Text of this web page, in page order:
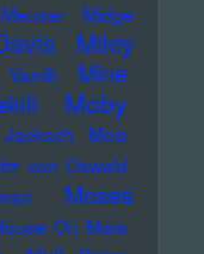
Midge
Miley
Mine
Moby
Mois
von Oswald
Moses
On Mars